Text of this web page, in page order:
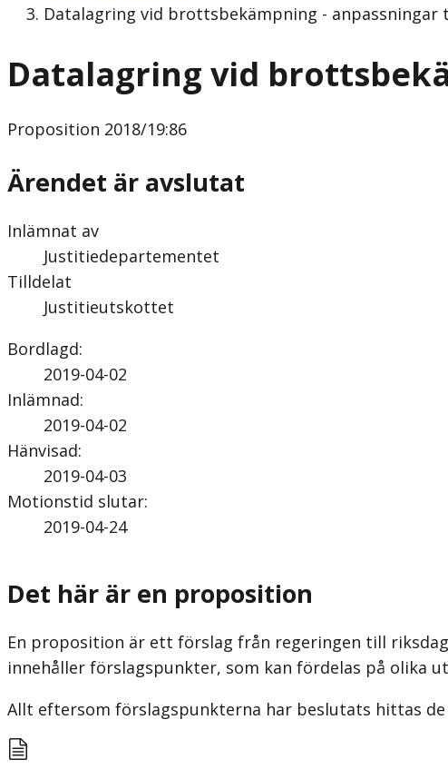
Datalagring vid brottsbekämpning - anpassningar
Datalagring vid
Proposition 2018/19:86
Ärendet är avslutat
Inlämnat av
Justitiedepartementet
Tilldelat
Justitieutskottet
Bordlagd:
2019-04-02
Inlämnad:
2019-04-02
Hänvisad:
2019-04-03
Motionstid slutar:
2019-04-24
Det här är en proposition
En proposition är ett förslag från regeringen till
innehåller förslagspunkter, som kan fördelas på olika
Allt eftersom förslagspunkterna har beslutats hittas